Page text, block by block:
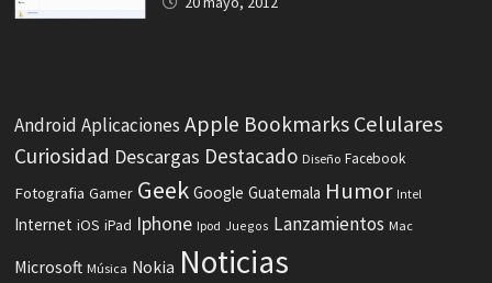
Android Aplicaciones Apple Bookmarks Celulares
Curiosidad Descargas Destacado Diseño Facebook
Fotografia Gamer Geek Google Guatemala Humor Intel
Internet iOS iPad Iphone Ipod Juegos Lanzamientos Mac
Microsoft Música Nokia Noticias